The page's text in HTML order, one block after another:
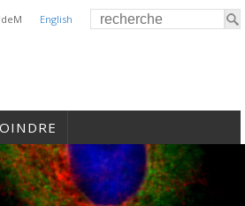
English